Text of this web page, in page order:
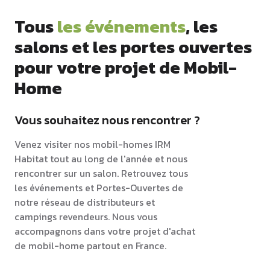
Tousles événements, les
salons et les portes ouvertes
pour votre projet de Mobil-
Home
Vous souhaitez nous rencontrer ?
Venez visiter nos mobil-homes IRM
Habitat tout au long de l'année et nous
rencontrer sur un salon. Retrouvez tous
les événements et Portes-Ouvertes de
notre réseau de distributeurs et
campings revendeurs. Nous vous
accompagnons dans votre projet d'achat
de mobil-home partout en France.